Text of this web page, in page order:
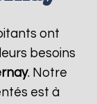
ont
besoins
. Notre
est à